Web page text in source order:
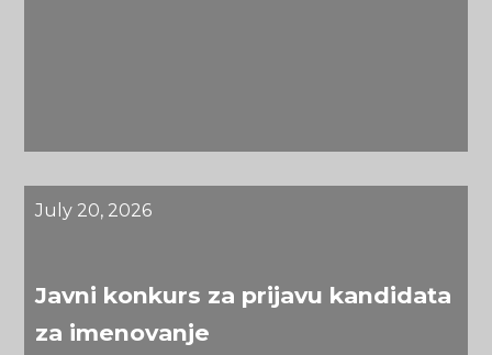
July 20, 2026
Javni konkurs za prijavu kandidata
za imenovanje